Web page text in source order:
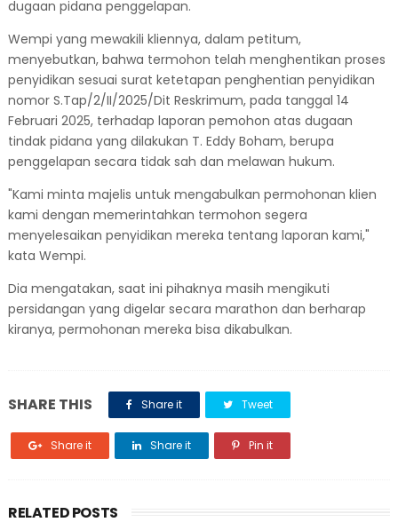
dugaan pidana penggelapan.
Wempi yang mewakili kliennya, dalam petitum,
menyebutkan, bahwa termohon telah menghentikan proses
penyidikan sesuai surat ketetapan penghentian penyidikan
nomor S.Tap/2/II/2025/Dit Reskrimum, pada tanggal 14
Februari 2025, terhadap laporan pemohon atas dugaan
tindak pidana yang dilakukan T. Eddy Boham, berupa
penggelapan secara tidak sah dan melawan hukum.
"Kami minta majelis untuk mengabulkan permohonan klien
kami dengan memerintahkan termohon segera
menyelesaikan penyidikan mereka tentang laporan kami,"
kata Wempi.
Dia mengatakan, saat ini pihaknya masih mengikuti
persidangan yang digelar secara marathon dan berharap
kiranya, permohonan mereka bisa dikabulkan.
SHARE THIS Share it Tweet
Share it Share it Pin it
RELATED POSTS